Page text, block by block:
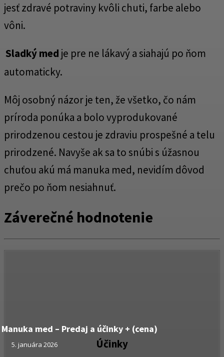
Manuka med – Predaj a účinky + (cena)
5. januára 2026
jesť zdravé potraviny kvôli chuti, farbe alebo
vôni.
Sladký med je pre ne lákavý a siahajú po ňom
automaticky.
Môj osobný názor je ten, že všetko, čo nám
príroda ponúka a bolo vyprodukované
prirodzenou cestou je zdraviu prospešné a telu
prirodzené. Navyše ak sa to snúbi s úžasnou
chuťou akú má manuka med, nevidím dôvod
prečo po ňom nesiahnuť.
Záverečné hodnotenie
Účinky